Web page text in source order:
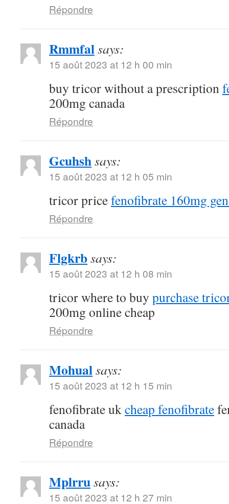
Répondre
Rmmfalsays:
15 août 2023 at 12 h 00 min
buy tricor without a prescription
200mg canada
Répondre
Gcuhshsays:
15 août 2023 at 12 h 05 min
tricor pricefenofibrate 160mg
Répondre
Flgkrbsays:
15 août 2023 at 12 h 08 min
tricor where to buy purchase
200mg online cheap
Répondre
Mohualsays:
15 août 2023 at 12 h 15 min
fenofibrate ukcheap fenofibrate
canada
Répondre
Mplrrusays:
15 août 2023 at 12 h 27 min